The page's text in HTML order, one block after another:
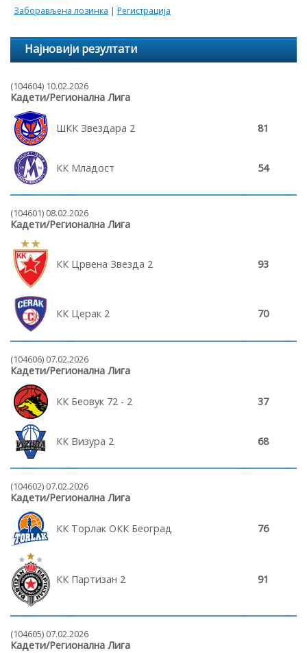
Заборављена лозинка | Регистрација
Најновији резултати
(104604) 10.02.2026
Кадети/Регионална Лига
ШКК Звездара 2 81
КК Младост 54
(104601) 08.02.2026
Кадети/Регионална Лига
КК Црвена Звезда 2 93
КК Церак 2 70
(104606) 07.02.2026
Кадети/Регионална Лига
КК Беовук 72 - 2 37
КК Визура 2 68
(104602) 07.02.2026
Кадети/Регионална Лига
КК Торлак ОКК Београд 76
КК Партизан 2 91
(104605) 07.02.2026
Кадети/Регионална Лига